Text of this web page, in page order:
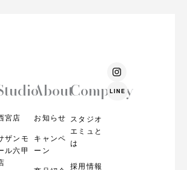
宮店
ザンモ
ル六甲
About
お知らせ
キャンペ
ーン
Company
スタジオ
エミュと
は
採用情報
I
n
s
t
LINE